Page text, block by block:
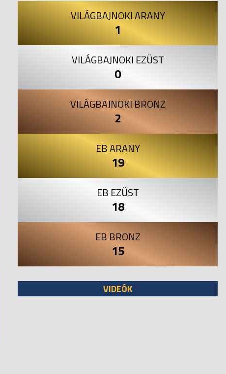
VILÁGBAJNOKI ARANY
1
VILÁGBAJNOKI EZÜST
0
VILÁGBAJNOKI BRONZ
2
EB ARANY
19
EB EZÜST
18
EB BRONZ
15
VIDEÓK